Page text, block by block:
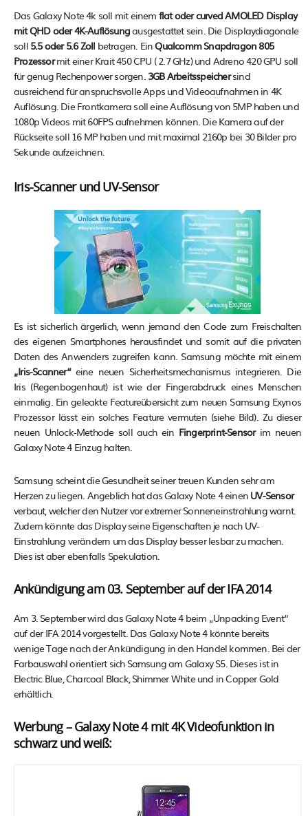
Das Galaxy Note 4k soll mit einem flat oder curved AMOLED Display
mit QHD oder 4K-Auflösungausgestattet sein. Die Displaydiagonale
soll 5.5 oder 5.6 Zoll betragen. EinQualcomm Snapdragon 805
Prozessormit einer Krait 450 CPU ( 2.7 GHz) und Adreno 420 GPU soll
für genug Rechenpower sorgen. 3GB Arbeitsspeichersind
ausreichend für anspruchsvolle Apps und Videoaufnahmen in 4K
Auflösung. Die Frontkamera soll eine Auflösung von 5MP haben und
1080p Videos mit 60FPS aufnehmen können. Die Kamera auf der
Rückseite soll 16 MP haben und mit maximal 2160p bei 30 Bilder pro
Sekunde aufzeichnen.
Iris-Scanner und UV-Sensor
Es ist sicherlich ärgerlich, wenn jemand den Code zum Freischalten
des eigenen Smartphones herausfindet und somit auf die privaten
Daten des Anwenders zugreifen kann. Samsung möchte mit einem
„Iris-Scanner“eine neuen Sicherheitsmechanismus integrieren. Die
Iris (Regenbogenhaut) ist wie der Fingerabdruck eines Menschen
einmalig. Ein geleakte Featureübersicht zum neuen Samsung Exynos
Prozessor lässt ein solches Feature vermuten (siehe Bild). Zu dieser
neuen Unlock-Methode soll auch ein Fingerprint-Sensorim neuen
Galaxy Note 4 Einzug halten.
Samsung scheint die Gesundheit seiner treuen Kunden sehr am
Herzen zu liegen. Angeblich hat das Galaxy Note 4 einen UV-Sensor
verbaut, welcher den Nutzer vor extremer Sonneneinstrahlung warnt.
Zudem könnte das Display seine Eigenschaften je nach UV-
Einstrahlung verändern um das Display besser lesbar zu machen.
Dies ist aber ebenfalls Spekulation.
Ankündigung am 03. September auf der IFA 2014
Am 3. September wird das Galaxy Note 4 beim „Unpacking Event“
auf der IFA 2014 vorgestellt. Das Galaxy Note 4 könnte bereits
wenige Tage nach der Ankündigung in den Handel kommen. Bei der
Farbauswahl orientiert sich Samsung am Galaxy S5. Dieses ist in
Electric Blue, Charcoal Black, Shimmer White und in Copper Gold
erhältlich.
Werbung – Galaxy Note 4 mit 4K Videofunktion in
schwarz und weiß: